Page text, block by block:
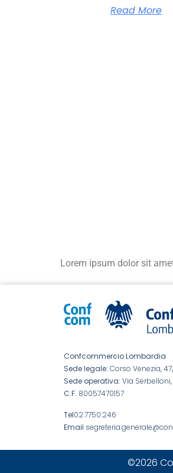
Read More
Lorem ipsum dolor sit
Confcommercio Lombardia
Sede legale: Corso Venezia,
Sede operativa: Via
C.F. 80057470157
Tel02.7750.246
Email
©2026